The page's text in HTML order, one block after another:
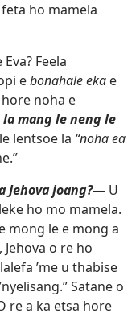
ho mamela
Feela
ebonahale eka e
noha e
mang le neng le
lentsoe la “noha ea
Jehova joang?— U
ho mo mamela.
mong le e mong a
o re ho
’me u thabise
Satane o
re a ka etsa hore